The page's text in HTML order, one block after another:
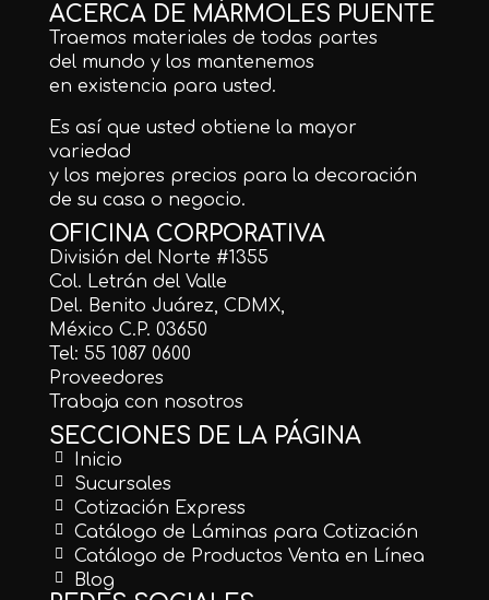
ACERCA DE MÁRMOLES PUENTE
Traemos materiales de todas partes
del mundo y los mantenemos
en existencia para usted.
Es así que usted obtiene la mayor
variedad
y los mejores precios para la decoración
de su casa o negocio.
OFICINA CORPORATIVA
División del Norte #1355
Col. Letrán del Valle
Del. Benito Juárez, CDMX,
México C.P. 03650
Tel: 55 1087 0600
Proveedores
Trabaja con nosotros
SECCIONES DE LA PÁGINA
Inicio
Sucursales
Cotización Express
Catálogo de Láminas para Cotización
Catálogo de Productos Venta en Línea
Blog